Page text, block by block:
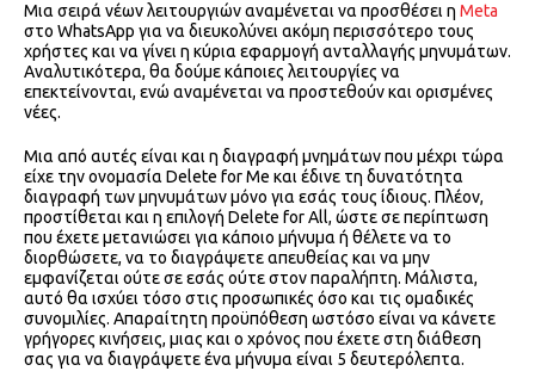
Μια σειρά νέων λειτουργιών αναμένεται να προσθέσει η Meta
στο WhatsApp για να διευκολύνει ακόμη περισσότερο τους
χρήστες και να γίνει η κύρια εφαρμογή ανταλλαγής μηνυμάτων.
Αναλυτικότερα, θα δούμε κάποιες λειτουργίες να
επεκτείνονται, ενώ αναμένεται να προστεθούν και ορισμένες
νέες.
Μια από αυτές είναι και η διαγραφή μνημάτων που μέχρι τώρα
είχε την ονομασία Delete for Me και έδινε τη δυνατότητα
διαγραφή των μηνυμάτων μόνο για εσάς τους ίδιους. Πλέον,
προστίθεται και η επιλογή Delete for All, ώστε σε περίπτωση
που έχετε μετανιώσει για κάποιο μήνυμα ή θέλετε να το
διορθώσετε, να το διαγράψετε απευθείας και να μην
εμφανίζεται ούτε σε εσάς ούτε στον παραλήπτη. Μάλιστα,
αυτό θα ισχύει τόσο στις προσωπικές όσο και τις ομαδικές
συνομιλίες. Απαραίτητη προϋπόθεση ωστόσο είναι να κάνετε
γρήγορες κινήσεις, μιας και ο χρόνος που έχετε στη διάθεση
σας για να διαγράψετε ένα μήνυμα είναι 5 δευτερόλεπτα.